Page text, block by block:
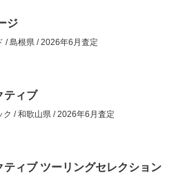
ジ
/島根県 /2026年6月査定
ティブ
ク /和歌山県 /2026年6月査定
ィブ ツーリングセレクション